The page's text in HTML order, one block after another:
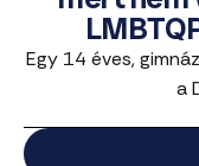
Egy 14 éves,
a